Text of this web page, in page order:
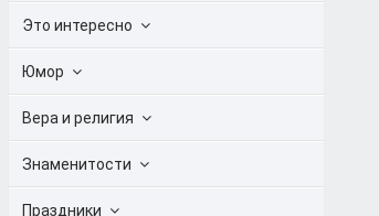
Это интересно
Юмор
Вера и религия
Знаменитости
Праздники